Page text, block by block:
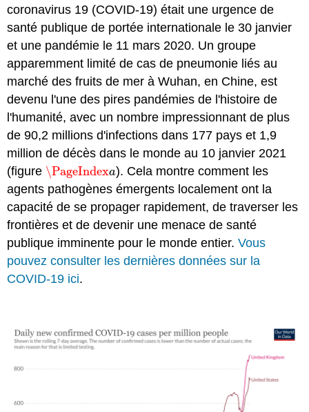
coronavirus 19 (COVID-19) était une urgence de
santé publique de portée internationale le 30 janvier
et une pandémie le 11 mars 2020. Un groupe
apparemment limité de cas de pneumonie liés au
marché des fruits de mer à Wuhan, en Chine, est
devenu l'une des pires pandémies de l'histoire de
l'humanité, avec un nombre impressionnant de plus
de 90,2 millions d'infections dans 177 pays et 1,9
million de décès dans le monde au 10 janvier 2021
(figure \PageIndexa
\PageIndexa). Cela montre comment les
agents pathogènes émergents localement ont la
capacité de se propager rapidement, de traverser les
frontières et de devenir une menace de santé
publique imminente pour le monde entier.Vous
pouvez consulter les dernières données sur la
COVID-19 ici.